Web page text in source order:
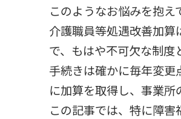
このようなお悩みを抱え
介護職員等処遇改善加
で、もはや不可欠な制度
手続きは確かに毎年変
に加算を取得し、事業所
この記事では、特に障害